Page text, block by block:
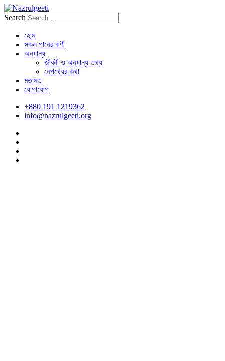
Search
হোম
সকল গানের বাণী
অন্যান্য
জীবনী ও অন্যান্য তথ্য
নেপথ্যের কথা
মতামত
যোগাযোগ
+880 191 1219362
info@nazrulgeeti.org